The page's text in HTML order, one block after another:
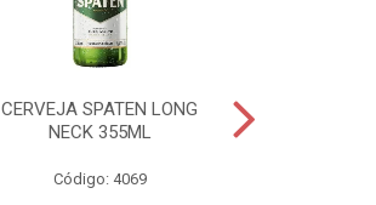
CERVEJA SPATEN LONG
NECK 355ML
Código: 4069